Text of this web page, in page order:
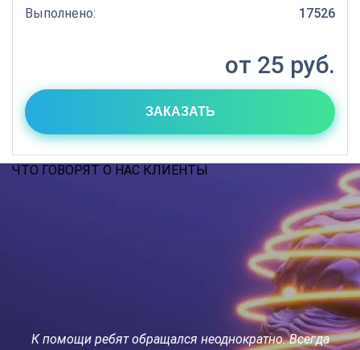
Выполнено:
17526
от 25 руб.
ЗАКАЗАТЬ
ЧТО ГОВОРЯТ О НАС КЛИЕНТЫ
К помощи ребят обращался неоднократно. Всегда